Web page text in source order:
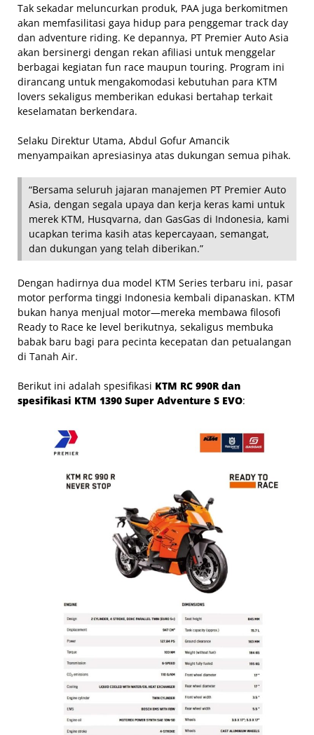
Tak sekadar meluncurkan produk, PAA juga berkomitmen
akan memfasilitasi gaya hidup para penggemar track day
dan adventure riding. Ke depannya, PT Premier Auto Asia
akan bersinergi dengan rekan afiliasi untuk menggelar
berbagai kegiatan fun race maupun touring. Program ini
dirancang untuk mengakomodasi kebutuhan para KTM
lovers sekaligus memberikan edukasi bertahap terkait
keselamatan berkendara.
Selaku Direktur Utama, Abdul Gofur Amancik
menyampaikan apresiasinya atas dukungan semua pihak.
“Bersama seluruh jajaran manajemen PT Premier Auto
Asia, dengan segala upaya dan kerja keras kami untuk
merek KTM, Husqvarna, dan GasGas di Indonesia, kami
ucapkan terima kasih atas kepercayaan, semangat,
dan dukungan yang telah diberikan.”
Dengan hadirnya dua model KTM Series terbaru ini, pasar
motor performa tinggi Indonesia kembali dipanaskan. KTM
bukan hanya menjual motor—mereka membawa filosofi
Ready to Race ke level berikutnya, sekaligus membuka
babak baru bagi para pecinta kecepatan dan petualangan
di Tanah Air.
Berikut ini adalah spesifikasi KTM RC 990R dan
spesifikasi KTM 1390 Super Adventure S EVO: